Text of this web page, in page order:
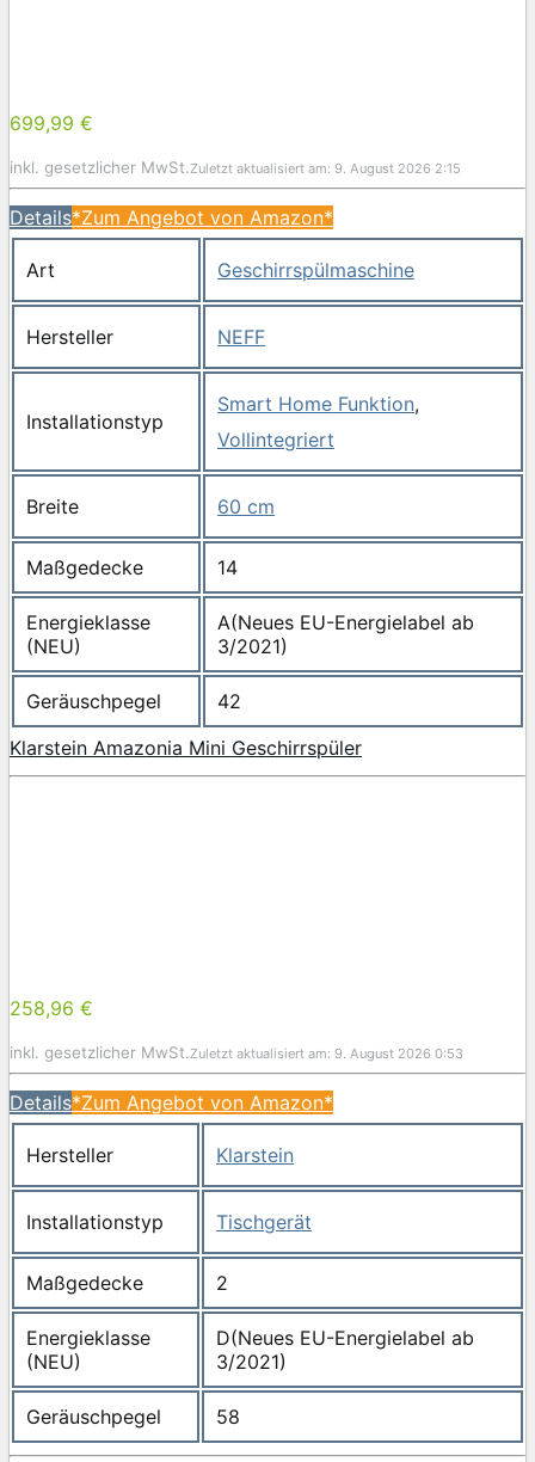
699,99 €
inkl. gesetzlicher MwSt.Zuletzt aktualisiert am: 9. August 2026 2:15
Details*Zum Angebot von Amazon*
Art Geschirrspülmaschine
Hersteller NEFF
Installationstyp
Smart Home Funktion,
Vollintegriert
Breite 60 cm
Maßgedecke 14
Energieklasse
(NEU)
A(Neues EU-Energielabel ab
3/2021)
Geräuschpegel
42
Klarstein Amazonia Mini Geschirrspüler
258,96 €
inkl. gesetzlicher MwSt.Zuletzt aktualisiert am: 9. August 2026 0:53
Details*Zum Angebot von Amazon*
Hersteller Klarstein
Installationstyp Tischgerät
Maßgedecke 2
Energieklasse
(NEU)
D(Neues EU-Energielabel ab
3/2021)
Geräuschpegel 58